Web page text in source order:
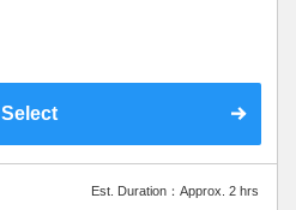
Select
Est. Duration：Approx. 2 hrs